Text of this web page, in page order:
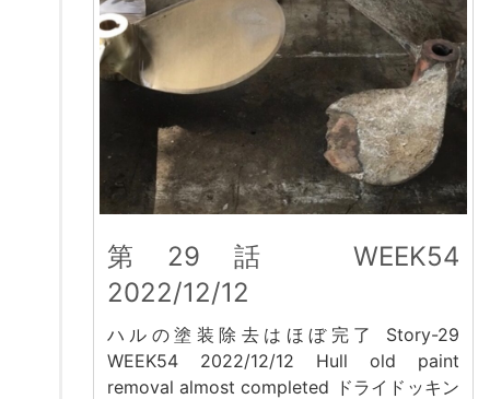
第29話 WEEK54
2022/12/12
ハルの塗装除去はほぼ完了 Story-29
WEEK54 2022/12/12 Hull old paint
removal almost completed ドライドッキン